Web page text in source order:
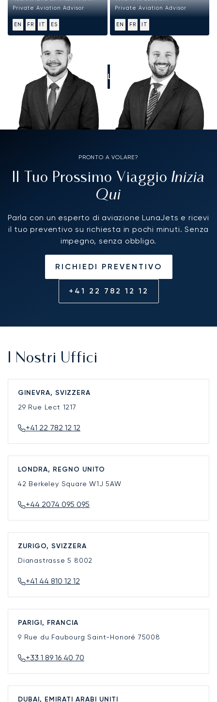
Private Aviation Advisor
EN FR IT ES
Private Aviation Advisor
EN FR IT
CALL US
PRONTO A VOLARE?
Il Tuo Prossimo Viaggio Inizia
Qui
Parla con un esperto di aviazione LunaJets e ricevi
il tuo preventivo su richiesta in pochi minuti. Senza
impegno, senza obbligo.
RICHIEDI PREVENTIVO
+41 22 782 12 12
I Nostri Uffici
GINEVRA, SVIZZERA
29 Rue Lect 1217
+41 22 782 12 12
LONDRA, REGNO UNITO
42 Berkeley SquareW1J 5AW
+44 2074 095 095
ZURIGO, SVIZZERA
Dianastrasse 5 8002
+41 44 810 12 12
PARIGI, FRANCIA
9 Rue du Faubourg Saint-Honoré 75008
+33 1 89 16 40 70
DUBAI, EMIRATI ARABI UNITI